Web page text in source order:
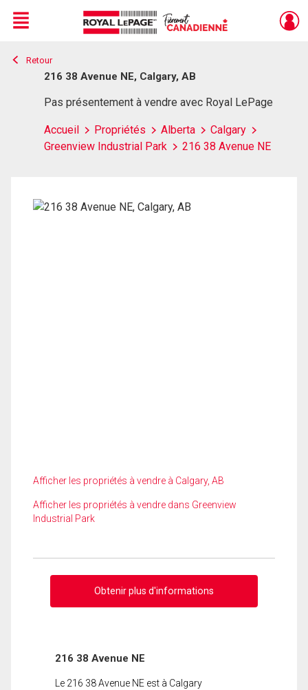
Live
En Direct
Menu
Retour
216 38 Avenue NE, Calgary, AB
Pas présentement à vendre avec Royal LePage
Accueil Propriétés Alberta
Calgary
Greenview Industrial Park
216 38 Avenue NE
Afficher les propriétés à vendre à Calgary, AB
Afficher les propriétés à vendre dans Greenview
Industrial Park
Obtenir plus d'informations
216 38 Avenue NE
Le 216 38 Avenue NE est à Calgary